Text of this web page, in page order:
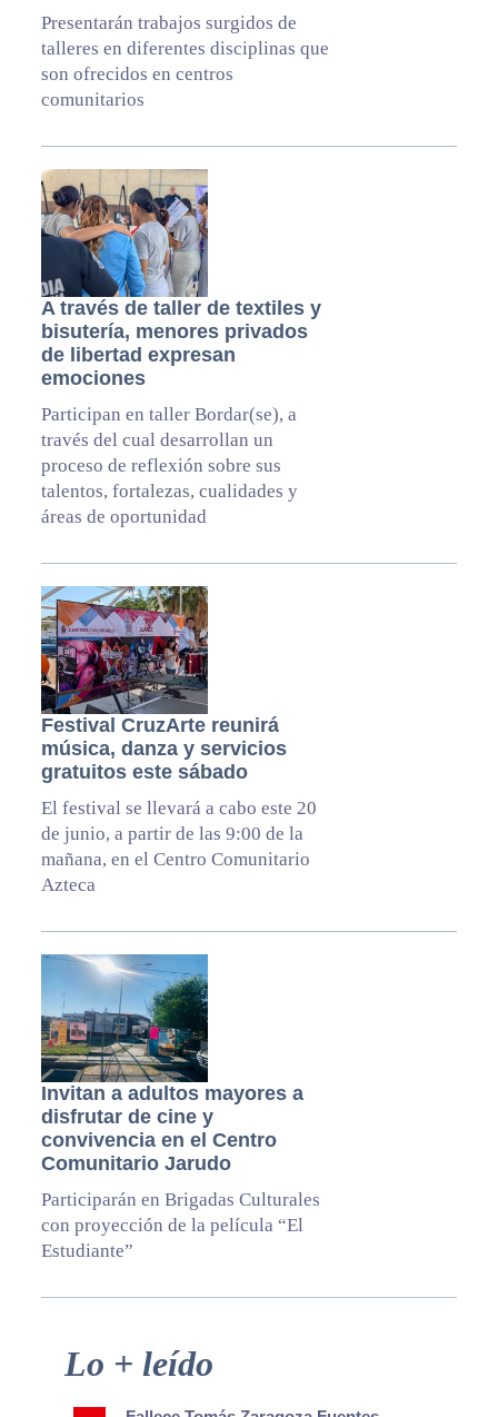
Presentarán trabajos surgidos de
talleres en diferentes disciplinas que
son ofrecidos en centros
comunitarios
A través de taller de textiles y
bisutería, menores privados
de libertad expresan
emociones
Participan en taller Bordar(se), a
través del cual desarrollan un
proceso de reflexión sobre sus
talentos, fortalezas, cualidades y
áreas de oportunidad
Festival CruzArte reunirá
música, danza y servicios
gratuitos este sábado
El festival se llevará a cabo este 20
de junio, a partir de las 9:00 de la
mañana, en el Centro Comunitario
Azteca
Invitan a adultos mayores a
disfrutar de cine y
convivencia en el Centro
Comunitario Jarudo
Participarán en Brigadas Culturales
con proyección de la película “El
Estudiante”
Primary
Lo + leído